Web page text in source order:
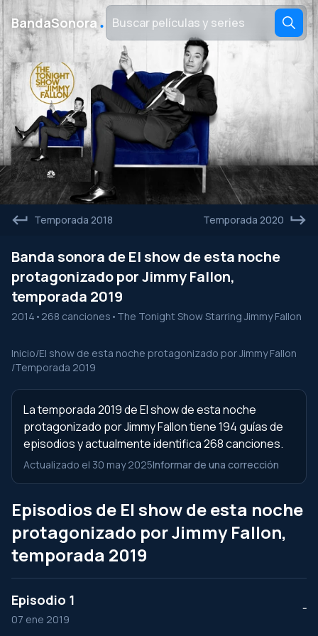
BandaSonora․
Temporada 2018 Temporada 2020
Banda sonora de El show de esta noche
protagonizado por Jimmy Fallon,
temporada 2019
2014 • 268 canciones • The Tonight Show Starring Jimmy Fallon
Inicio/El show de esta noche protagonizado por Jimmy Fallon
/Temporada 2019
La temporada 2019 de El show de esta noche
protagonizado por Jimmy Fallon tiene 194 guías de
episodios y actualmente identifica 268 canciones.
Actualizado el 30 may 2025Informar de una corrección
Episodios de El show de esta noche
protagonizado por Jimmy Fallon,
temporada 2019
Episodio 1
07 ene 2019
--